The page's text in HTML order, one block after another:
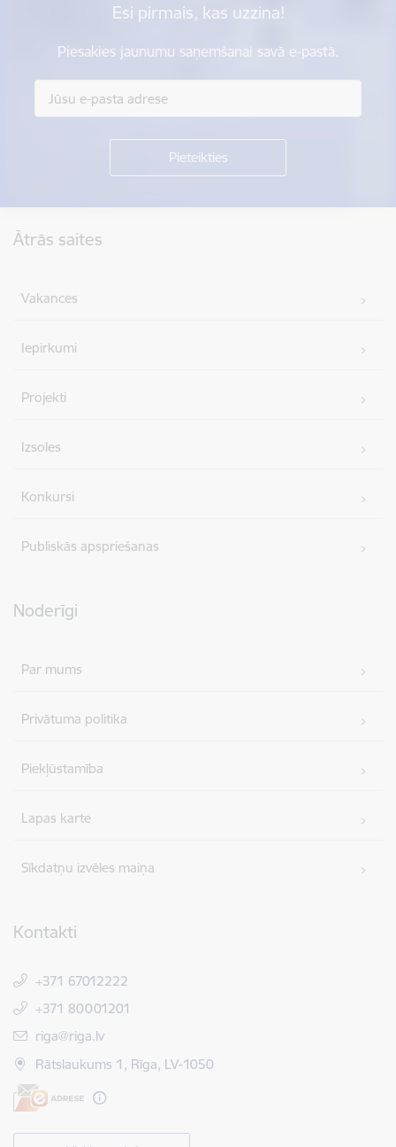
Esi pirmais, kas uzzina!
Piesakies jaunumu saņemšanai savā e-pastā.
Ātrās saites
Vakances
Iepirkumi
Projekti
Izsoles
Konkursi
Publiskās apspriešanas
Noderīgi
Par mums
Privātuma politika
Piekļūstamība
Lapas karte
Sīkdatņu izvēles maiņa
Kontakti
+371 67012222
+371 80001201
E-pasts:
riga@riga.lv
Rātslaukums 1, Rīga, LV-1050